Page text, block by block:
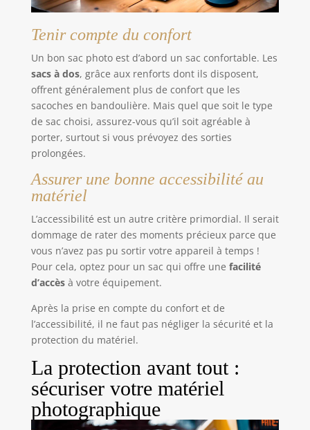
et les passionnés d'appareil photo
Tenir compte du confort
Un bon sac photo est d’abord un sac confortable. Les
sacs à dos, grâce aux renforts dont ils disposent,
offrent généralement plus de confort que les
sacoches en bandoulière. Mais quel que soit le type
de sac choisi, assurez-vous qu’il soit agréable à
porter, surtout si vous prévoyez des sorties
prolongées.
Assurer une bonne accessibilité au
matériel
L’accessibilité est un autre critère primordial. Il serait
dommage de rater des moments précieux parce que
vous n’avez pas pu sortir votre appareil à temps !
Pour cela, optez pour un sac qui offre une facilité
d’accèsà votre équipement.
Après la prise en compte du confort et de
l’accessibilité, il ne faut pas négliger la sécurité et la
protection du matériel.
La protection avant tout :
sécuriser votre matériel
photographique